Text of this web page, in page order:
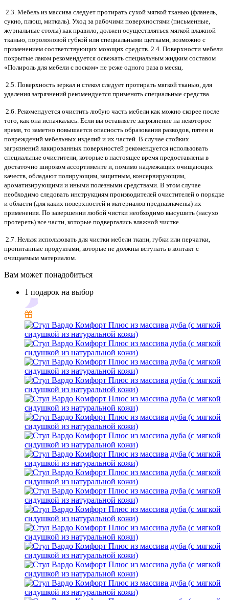
2.3. Мебель из массива следует протирать сухой мягкой тканью (фланель,
сукно, плюш, миткаль). Уход за рабочими поверхностями (письменные,
журнальные столы) как правило, должен осуществляться мягкой влажной
тканью, поролоновой губкой или специальными щетками, возможно с
применением соответствующих моющих средств. 2.4. Поверхности мебели
покрытые лаком рекомендуется освежать специальным жидким составом
«Полироль для мебели с воском» не реже одного раза в месяц.
2.5. Поверхность зеркал и стекол следует протирать мягкой тканью, для
удаления загрязнений рекомендуется применять специальные средства.
2.6. Рекомендуется очистить любую часть мебели как можно скорее после
того, как она испачкалась. Если вы оставляете загрязнение на некоторое
время, то заметно повышается опасность образования разводов, пятен и
повреждений мебельных изделий и их частей. В случае стойких
загрязнений лакированных поверхностей рекомендуется использовать
специальные очистители, которые в настоящее время предоставлены в
достаточно широком ассортименте и, помимо надлежащих очищающих
качеств, обладают полирующим, защитным, консервирующим,
ароматизирующими и иными полезными средствами. В этом случае
необходимо следовать инструкциям производителей очистителей о порядке
и области (для каких поверхностей и материалов предназначены) их
применения. По завершении любой чистки необходимо высушить (насухо
протереть) все части, которые подвергались влажной чистке.
2.7. Нельзя использовать для чистки мебели ткани, губки или перчатки,
пропитанные продуктами, которые не должны вступать в контакт с
очищаемым материалом.
Вам может понадобиться
1 подарок на выбор